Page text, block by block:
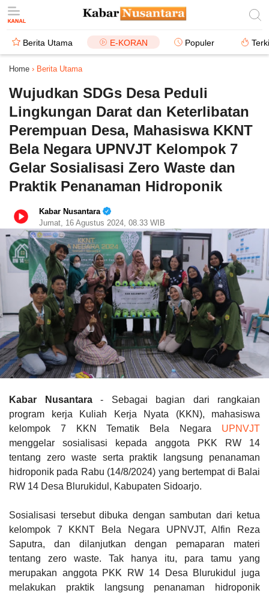
Berita Utama E-KORAN Populer
Home › Berita Utama
Wujudkan SDGs Desa Peduli
Lingkungan Darat dan Keterlibatan
Perempuan Desa, Mahasiswa KKNT
Bela Negara UPNVJT Kelompok 7
Gelar Sosialisasi Zero Waste dan
Praktik Penanaman Hidroponik
Kabar Nusantara
Jumat, 16 Agustus 2024, 08.33 WIB
Kabar Nusantara- Sebagai bagian dari rangkaian
program kerja Kuliah Kerja Nyata (KKN), mahasiswa
kelompok 7 KKN Tematik Bela Negara UPNVJT
menggelar sosialisasi kepada anggota PKK RW 14
tentang zero waste serta praktik langsung penanaman
hidroponik pada Rabu (14/8/2024) yang bertempat di Balai
RW 14 Desa Blurukidul, Kabupaten Sidoarjo.
Sosialisasi tersebut dibuka dengan sambutan dari ketua
kelompok 7 KKNT Bela Negara UPNVJT, Alfin Reza
Saputra, dan dilanjutkan dengan pemaparan materi
tentang zero waste. Tak hanya itu, para tamu yang
merupakan anggota PKK RW 14 Desa Blurukidul juga
melakukan praktik langsung penanaman hidroponik